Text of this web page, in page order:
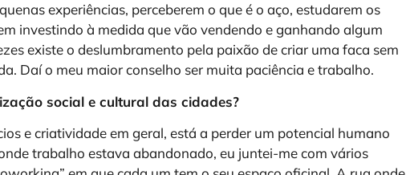
experiências, perceberem o que é o aço, estudarem os
investindo à medida que vão vendendo e ganhando algum
existe o deslumbramento pela paixão de criar uma faca sem
Daí o meu maior conselho ser muita paciência e trabalho.
social e cultural das cidades?
e criatividade em geral, está a perder um potencial humano
trabalho estava abandonado, eu juntei-me com vários